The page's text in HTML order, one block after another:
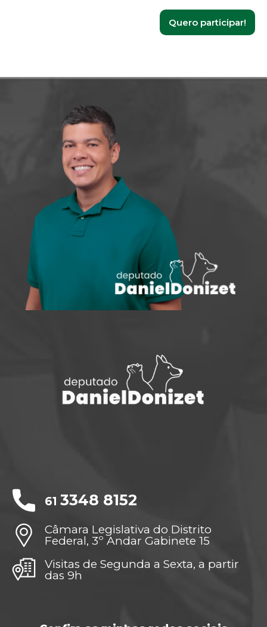
Quero participar!
61 3348 8152
Câmara Legislativa do Distrito
Federal, 3º Andar Gabinete 15
Visitas de Segunda a Sexta, a partir
das 9h